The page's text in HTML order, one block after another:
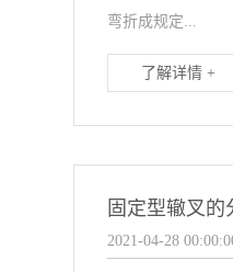
弯折成规定...
了解详情 +
固定型辙叉的
2021-04-28